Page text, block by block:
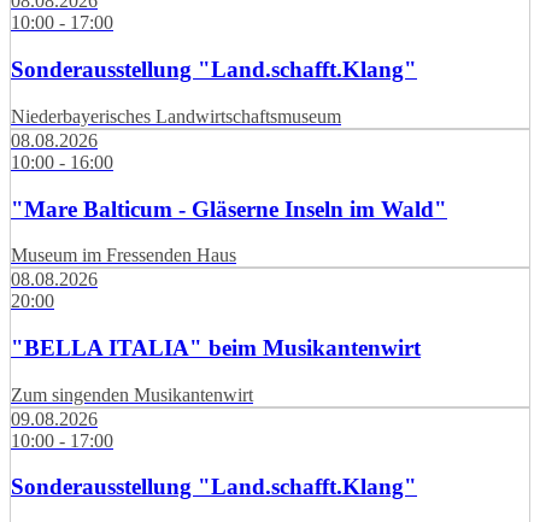
10:00 - 17:00
Sonderausstellung "Land.schafft.Klang"
Niederbayerisches Landwirtschaftsmuseum
08.08.2026
10:00 - 16:00
"Mare Balticum - Gläserne Inseln im Wald"
Museum im Fressenden Haus
08.08.2026
20:00
"BELLA ITALIA" beim Musikantenwirt
Zum singenden Musikantenwirt
09.08.2026
10:00 - 17:00
Sonderausstellung "Land.schafft.Klang"